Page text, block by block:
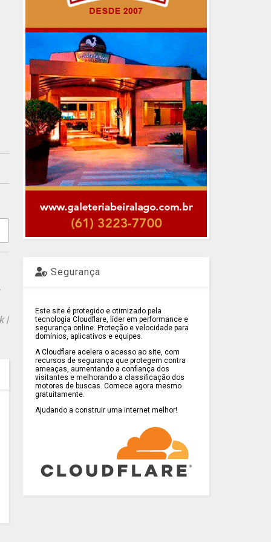
|
Segurança
Este site é protegido e otimizado pela
tecnologia Cloudflare, líder em performance e
segurança online. Proteção e velocidade para
domínios, aplicativos e equipes.
A Cloudflare acelera o acesso ao site, com
recursos de segurança que protegem contra
ameaças, aumentando a confiança dos
visitantes e melhorando a classificação dos
motores de buscas. Comece agora mesmo
gratuitamente.
Ajudando a construir uma internet melhor!